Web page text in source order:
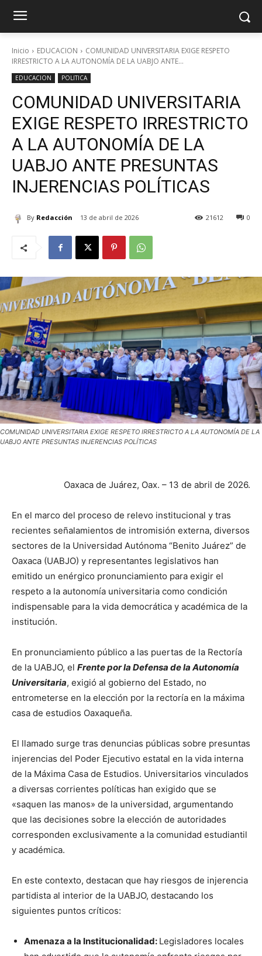
Inicio EDUCACION
COMUNIDAD UNIVERSITARIA EXIGE RESPETO
IRRESTRICTO A LA AUTONOMÍA DE LA UABJO ANTE...
EDUCACION POLITICA
COMUNIDAD UNIVERSITARIA
EXIGE RESPETO IRRESTRICTO
A LA AUTONOMÍA DE LA
UABJO ANTE PRESUNTAS
INJERENCIAS POLÍTICAS
By Redacción 13 de abril de 2026 0
21612
COMUNIDAD UNIVERSITARIA EXIGE RESPETO IRRESTRICTO A LA AUTONOMÍA DE LA
UABJO ANTE PRESUNTAS INJERENCIAS POLÍTICAS
Oaxaca de Juárez, Oax. – 13 de abril de 2026.
En el marco del proceso de relevo institucional y tras
recientes señalamientos de intromisión externa, diversos
sectores de la Universidad Autónoma “Benito Juárez” de
Oaxaca (UABJO) y representantes legislativos han
emitido un enérgico pronunciamiento para exigir el
respeto a la autonomía universitaria como condición
indispensable para la vida democrática y académica de la
institución.
En pronunciamiento público a las puertas de la Rectoría
de la UABJO, el Frente por la Defensa de la Autonomía
Universitaria, exigió al gobierno del Estado, no
entrometerse en la elección por la rectoría en la máxima
casa de estudios Oaxaqueña.
El llamado surge tras denuncias públicas sobre presuntas
injerencias del Poder Ejecutivo estatal en la vida interna
de la Máxima Casa de Estudios. Universitarios vinculados
a diversas corrientes políticas han exigido que se
«saquen las manos» de la universidad, argumentando
que las decisiones sobre la elección de autoridades
corresponden exclusivamente a la comunidad estudiantil
y académica.
En este contexto, destacan que hay riesgos de injerencia
partidista al interior de la UABJO, destacando los
siguientes puntos críticos:
Amenaza a la Institucionalidad: Legisladores locales